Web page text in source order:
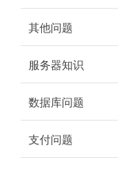
其他问题
服务器知识
数据库问题
支付问题